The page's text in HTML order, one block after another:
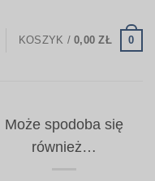
KOSZYK /0,00ZŁ 0
Może spodoba się
również…